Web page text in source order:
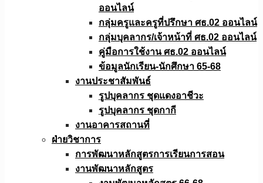
ออนไลน์
กลุ่มครูและครูที่ปรึกษา ศธ.02 ออนไลน์
กลุ่มบุคลากร/เจ้าหน้าที่ ศธ.02 ออนไลน์
คู่มือการใช้งาน ศธ.02 ออนไลน์
ข้อมูลนักเรียน-นักศึกษา 65-68
งานประชาสัมพันธ์
รูปบุคลากร ชุดแดงอาชีวะ
รูปบุคลากร ชุดกากี
งานอาคารสถานที่
ฝ่ายวิชาการ
การพัฒนาหลักสูตรการเรียนการสอน
งานพัฒนาหลักสูตร